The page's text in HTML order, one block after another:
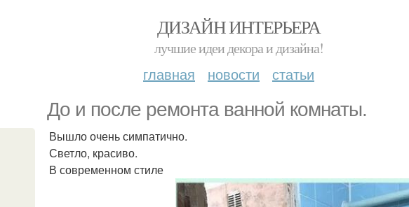
ДИЗАЙН ИНТЕРЬЕРА
лучшие идеи декора и дизайна!
главная новости статьи
До и после ремонта ванной комнаты.
Вышло очень симпатично.
Светло, красиво.
В современном стиле